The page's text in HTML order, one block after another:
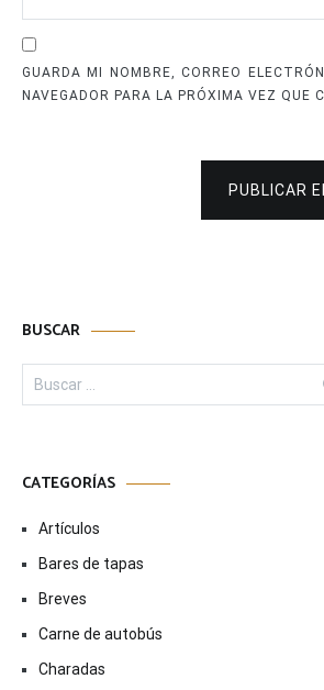
GUARDA MI NOMBRE, CORREO
NAVEGADOR PARA LA PRÓXIMA VEZ QUE
PUBLICAR
BUSCAR
Buscar:
CATEGORÍAS
Artículos
Bares de tapas
Breves
Carne de autobús
Charadas